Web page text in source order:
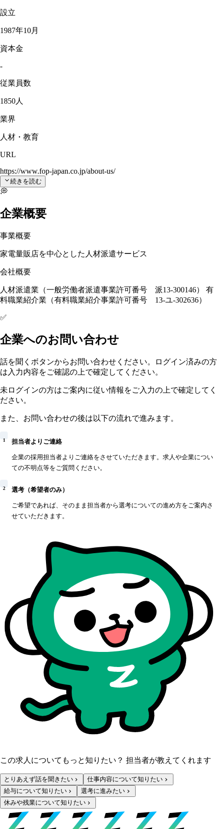
設立
1987年10月
資本金
-
従業員数
1850人
業界
人材・教育
URL
https://www.fop-japan.co.jp/about-us/
続きを読む
💭
企業概要
事業概要
家電量販店を中心とした人材派遣サービス
会社概要
人材派遣業（一般労働者派遣事業許可番号 派13-300146） 有
料職業紹介業（有料職業紹介事業許可番号 13-ユ-302636）
✅
企業へのお問い合わせ
話を聞くボタンからお問い合わせください。ログイン済みの方
は入力内容をご確認の上で確定してください。
未ログインの方はご案内に従い情報をご入力の上で確定してく
ださい。
また、お問い合わせの後は以下の流れで進みます。
1 担当者よりご連絡
企業の採用担当者よりご連絡をさせていただきます。求人や企業につい
ての不明点等をご質問ください。
2 選考（希望者のみ）
ご希望であれば、そのまま担当者から選考についての進め方をご案内さ
せていただきます。
この求人についてもっと知りたい？ 担当者が教えてくれます
とりあえず話を聞きたい
仕事内容について知りたい
給与について知りたい
選考に進みたい
休みや残業について知りたい